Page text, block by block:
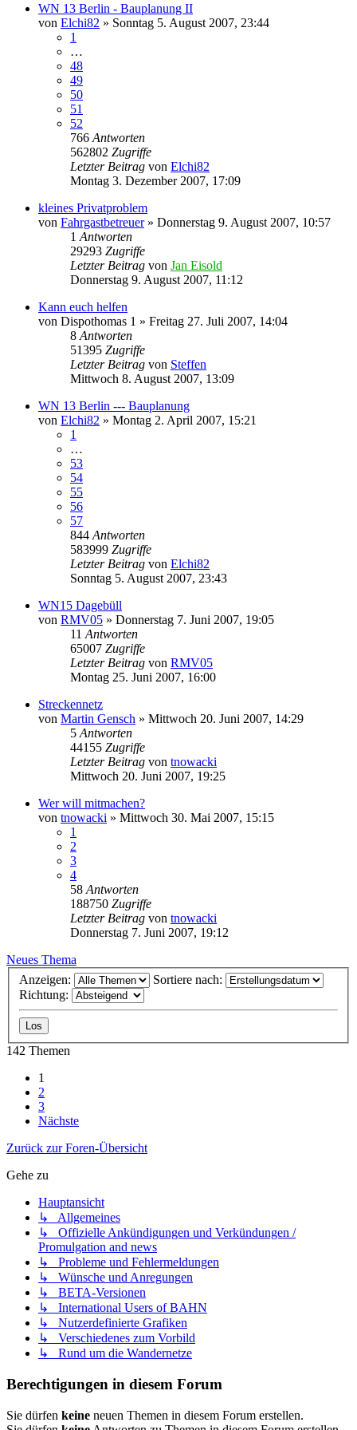
WN 13 Berlin - Bauplanung II
von Elchi82 » Sonntag 5. August 2007, 23:44
1
…
48
49
50
51
52
766 Antworten
562802 Zugriffe
Letzter Beitrag von Elchi82
Montag 3. Dezember 2007, 17:09
kleines Privatproblem
von Fahrgastbetreuer» Donnerstag 9. August 2007, 10:57
1 Antworten
29293 Zugriffe
Letzter Beitrag von Jan Eisold
Donnerstag 9. August 2007, 11:12
Kann euch helfen
von Dispothomas 1 » Freitag 27. Juli 2007, 14:04
8 Antworten
51395 Zugriffe
Letzter Beitrag von Steffen
Mittwoch 8. August 2007, 13:09
WN 13 Berlin --- Bauplanung
von Elchi82 » Montag 2. April 2007, 15:21
1
…
53
54
55
56
57
844 Antworten
583999 Zugriffe
Letzter Beitrag von Elchi82
Sonntag 5. August 2007, 23:43
WN15 Dagebüll
von RMV05 » Donnerstag 7. Juni 2007, 19:05
11 Antworten
65007 Zugriffe
Letzter Beitrag von RMV05
Montag 25. Juni 2007, 16:00
Streckennetz
von Martin Gensch » Mittwoch 20. Juni 2007, 14:29
5 Antworten
44155 Zugriffe
Letzter Beitrag von tnowacki
Mittwoch 20. Juni 2007, 19:25
Wer will mitmachen?
von tnowacki » Mittwoch 30. Mai 2007, 15:15
1
2
3
4
58 Antworten
188750 Zugriffe
Letzter Beitrag von tnowacki
Donnerstag 7. Juni 2007, 19:12
Neues Thema
Anzeigen:
Sortiere nach:
Richtung:
142 Themen
1
2
3
Nächste
Zurück zur Foren-Übersicht
Gehe zu
Hauptansicht
↳ Allgemeines
↳ Offizielle Ankündigungen und Verkündungen /
Promulgation and news
↳ Probleme und Fehlermeldungen
↳ Wünsche und Anregungen
↳ BETA-Versionen
↳ International Users of BAHN
↳ Nutzerdefinierte Grafiken
↳ Verschiedenes zum Vorbild
↳ Rund um die Wandernetze
Berechtigungen in diesem Forum
Sie dürfen keine neuen Themen in diesem Forum erstellen.